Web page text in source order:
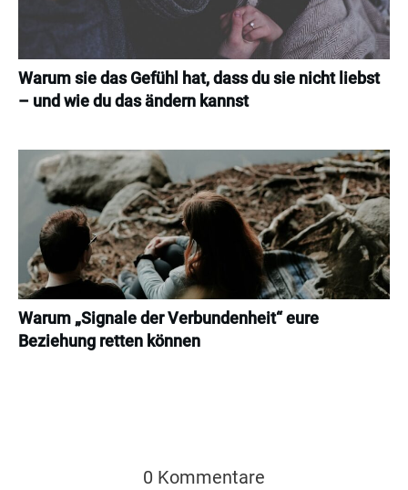
Warum sie das Gefühl hat, dass du sie nicht liebst
– und wie du das ändern kannst
Warum „Signale der Verbundenheit“ eure
Beziehung retten können
0 Kommentare